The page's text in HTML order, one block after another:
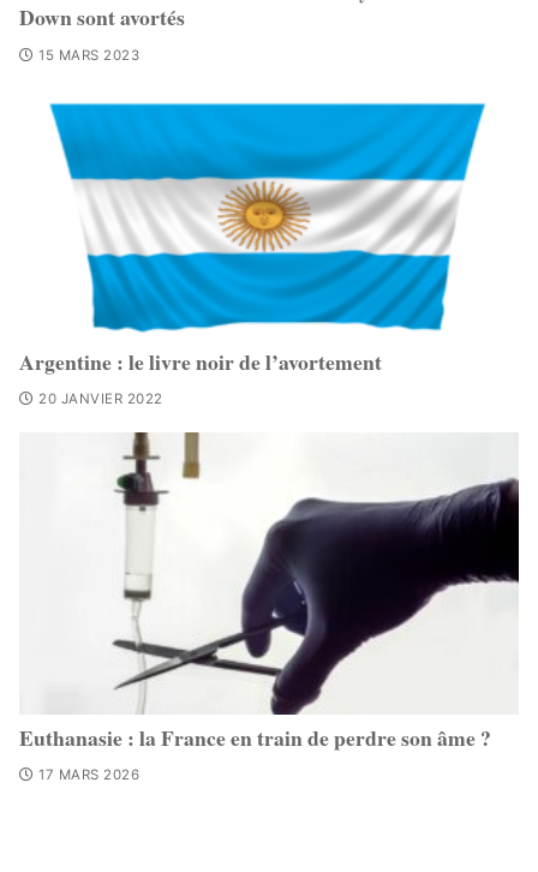
Down sont avortés
15 MARS 2023
Argentine : le livre noir de l’avortement
20 JANVIER 2022
Euthanasie : la France en train de perdre son âme ?
17 MARS 2026